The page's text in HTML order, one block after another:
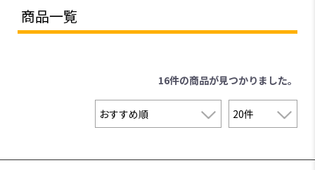
商品一覧
16件の商品が見つかりました。